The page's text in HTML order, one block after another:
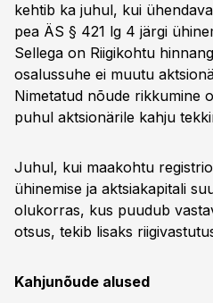
kehtib ka juhul, kui
pea ÄS § 421 lg 4 järgi
Sellega on Riigikohtu
osalussuhe ei muutu
Nimetatud nõude rikkumine
puhul aktsionärile kahju
Juhul, kui maakohtu
ühinemise ja aktsiakapitali
olukorras, kus puudub
otsus, tekib lisaks
Kahjunõude alused